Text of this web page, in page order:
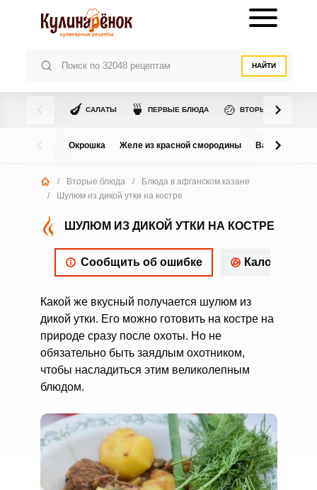
НАЙТИ
🍆 САЛАТЫ 🍵 ПЕРВЫЕ БЛЮДА 🍲 ВТОРЫЕ БЛЮДА
Окрошка Желе из красной смородины Варенье из
/ Вторые блюда /
Блюда в афганском казане
/
Шулюм из дикой утки на костре
ШУЛЮМ ИЗ ДИКОЙ УТКИ НА КОСТРЕ
Сообщить об ошибке
Какой же вкусный получается шулюм из
дикой утки. Его можно готовить на костре на
природе сразу после охоты. Но не
обязательно быть заядлым охотником,
чтобы насладиться этим великолепным
блюдом.